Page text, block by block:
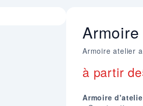
Armoire atelier
à partir de
Armoire